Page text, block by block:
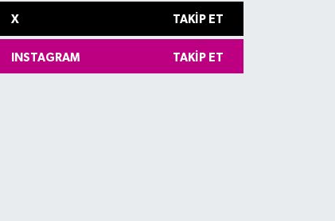
X TAKIP ET
INSTAGRAM TAKIP ET